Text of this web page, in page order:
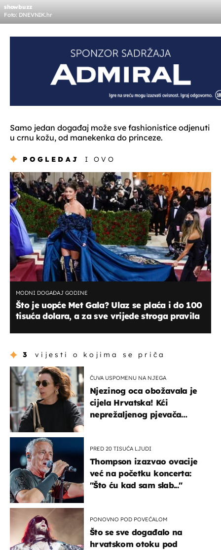
showbuzz
Foto: DNEVNIK.hr
Samo jedan događaj može sve fashionistice odjenuti
u crnu kožu, od manekenka do princeze.
POGLEDAJ I OVO
MODNI DOGAĐAJ GODINE
Što je uopće Met Gala? Ulaz se plaća i do 100
tisuća dolara, a za sve vrijede stroga pravila
3 vijesti o kojima se priča
ČUVA USPOMENU NA NJEGA
Njezinog oca obožavala je
cijela Hrvatska! Kći
neprežaljenog pjevača
PRED 20 TISUĆA LJUDI
Thompson izazvao ovacije
već na početku koncerta:
"Što ću kad sam slab..."
PONOVNO POD POVEĆALOM
Što se sve događalo na
hrvatskom otoku pod